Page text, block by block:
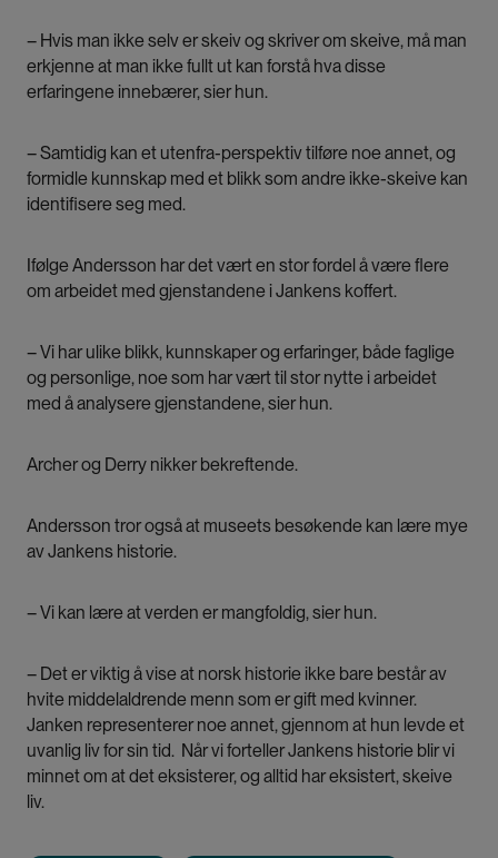
– Hvis man ikke selv er skeiv og skriver om skeive, må man
erkjenne at man ikke fullt ut kan forstå hva disse
erfaringene innebærer, sier hun.
– Samtidig kan et utenfra-perspektiv tilføre noe annet, og
formidle kunnskap med et blikk som andre ikke-skeive kan
identifisere seg med.
Ifølge Andersson har det vært en stor fordel å være flere
om arbeidet med gjenstandene i Jankens koffert.
– Vi har ulike blikk, kunnskaper og erfaringer, både faglige
og personlige, noe som har vært til stor nytte i arbeidet
med å analysere gjenstandene, sier hun.
Archer og Derry nikker bekreftende.
Andersson tror også at museets besøkende kan lære mye
av Jankens historie.
– Vi kan lære at verden er mangfoldig, sier hun.
– Det er viktig å vise at norsk historie ikke bare består av
hvite middelaldrende menn som er gift med kvinner.
Janken representerer noe annet, gjennom at hun levde et
uvanlig liv for sin tid. Når vi forteller Jankens historie blir vi
minnet om at det eksisterer, og alltid har eksistert, skeive
liv.